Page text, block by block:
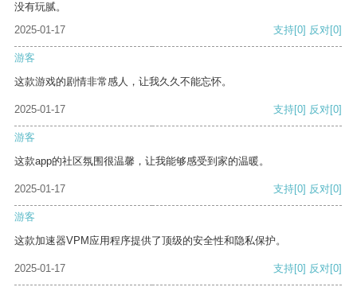
没有玩腻。
2025-01-17
支持[0] 反对[0]
游客
这款游戏的剧情非常感人，让我久久不能忘怀。
2025-01-17 支持[0] 反对[0]
游客
这款app的社区氛围很温馨，让我能够感受到家的温暖。
2025-01-17 支持[0] 反对[0]
游客
这款加速器VPM应用程序提供了顶级的安全性和隐私保护。
2025-01-17 支持[0] 反对[0]